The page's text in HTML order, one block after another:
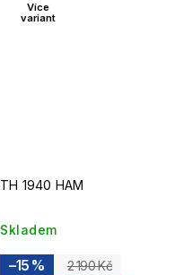
Více
variant
TH 1940 HAM
Skladem
2 190 Kč
–15 %